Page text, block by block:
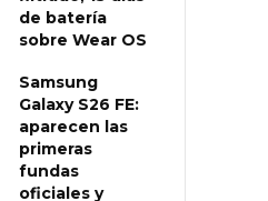
de batería
sobre Wear OS
Samsung
Galaxy S26 FE:
aparecen las
primeras
fundas
oficiales y